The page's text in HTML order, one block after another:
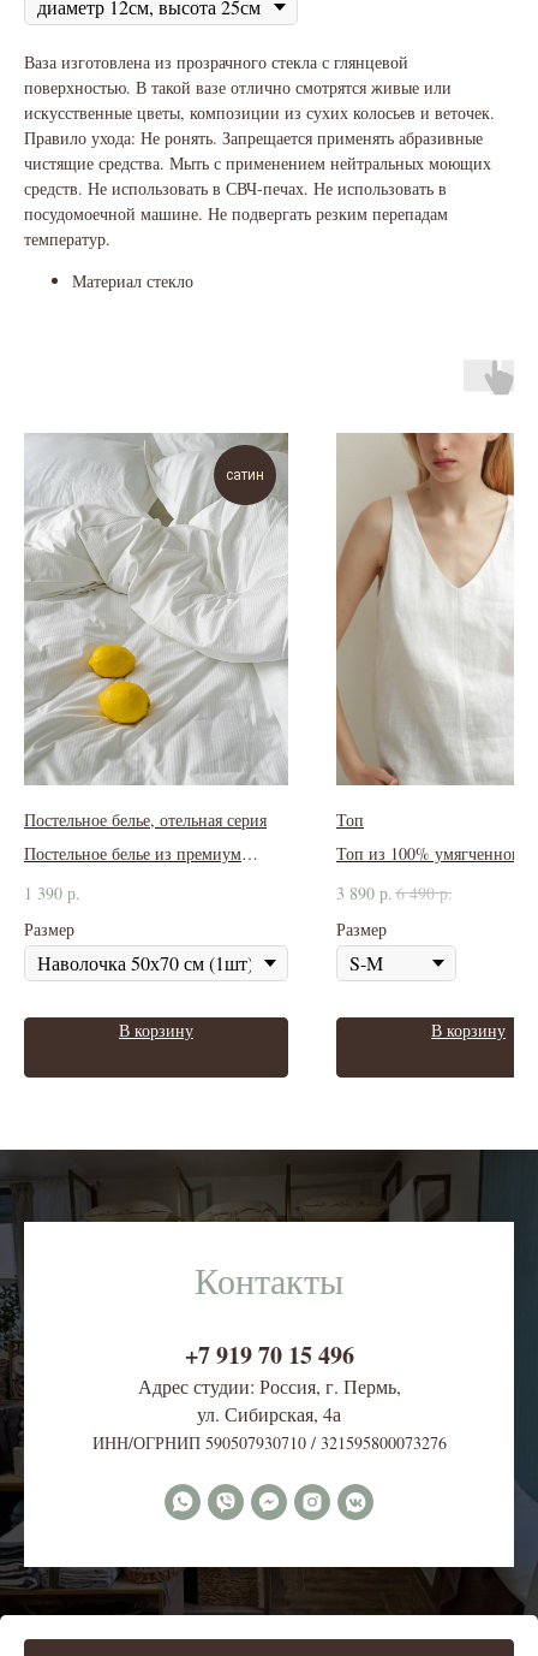
Ваза изготовлена из прозрачного стекла с глянцевой
поверхностью. В такой вазе отлично смотрятся живые или
искусственные цветы, композиции из сухих колосьев и веточек.
Правило ухода: Не ронять. Запрещается применять абразивные
чистящие средства. Мыть с применением нейтральных моющих
средств. Не использовать в СВЧ-печах. Не использовать в
посудомоечной машине. Не подвергать резким перепадам
температур.
Материал стекло
сатин
Постельное белье, отельная серия
Постельное белье из премиум
1 390 р.
Размер
В корзину
Топ
Топ из 100% умягченного
3 890 р. 6 490 р.
Размер
В корзину
Контакты
+7 919 70 15 496
Адрес студии: Россия, г. Пермь,
ул. Сибирская, 4а
ИНН/ОГРНИП 590507930710 / 321595800073276